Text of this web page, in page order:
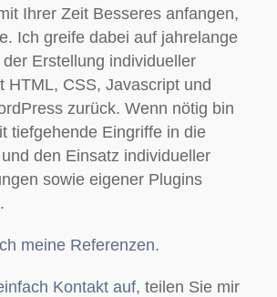
Ihrer Zeit Besseres anfangen,
Ich greife dabei auf jahrelange
Erstellung individueller
HTML, CSS, Javascript und
zurück. Wenn nötig bin
tiefgehende Eingriffe in die
den Einsatz individueller
sowie eigener Plugins
meine Referenzen.
Kontakt auf, teilen Sie mir